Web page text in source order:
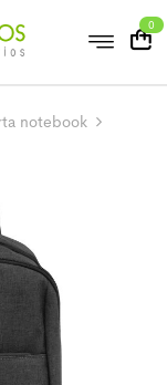
0
notebook